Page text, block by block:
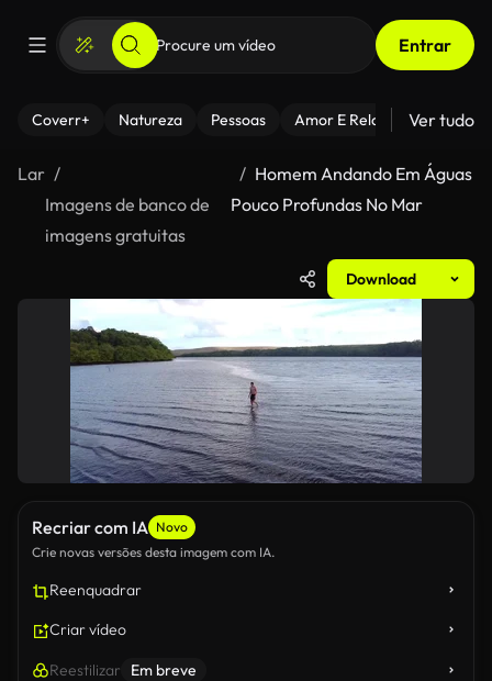
Entrar
Coverr+ Natureza Pessoas Amor E Relacionamentos
Ver tudo
Lar
Imagens de banco de
imagens gratuitas
Homem Andando Em Águas
Pouco Profundas No Mar
Download
Recriar com IA Novo
Crie novas versões desta imagem com IA.
Reenquadrar
Criar vídeo
Reestilizar Em breve